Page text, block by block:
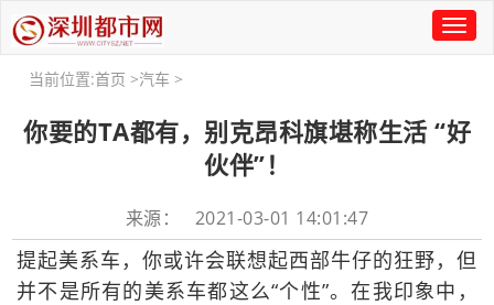
Toggle
当前位置:首页 >汽车 >
你要的TA都有，别克昂科旗堪称生活 “好
伙伴”！
来源： 2021-03-01 14:01:47
提起美系车，你或许会联想起西部牛仔的狂野，但
并不是所有的美系车都这么“个性”。在我印象中，